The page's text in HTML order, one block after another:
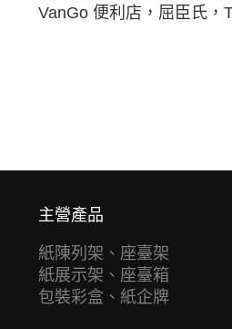
VanGo 便利店，屈臣氏，
主營產品
紙陳列架、座臺架
紙展示架、座臺箱
包裝彩盒、紙企牌